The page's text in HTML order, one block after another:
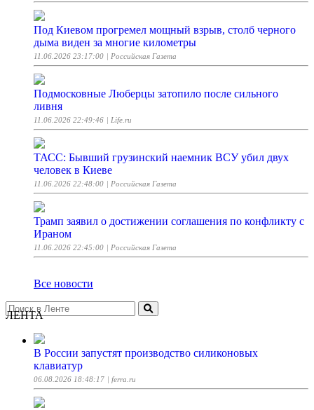
Под Киевом прогремел мощный взрыв, столб черного
дыма виден за многие километры
11.06.2026 23:17:00 | Российская Газета
Подмосковные Люберцы затопило после сильного
ливня
11.06.2026 22:49:46 | Life.ru
ТАСС: Бывший грузинский наемник ВСУ убил двух
человек в Киеве
11.06.2026 22:48:00 | Российская Газета
Трамп заявил о достижении соглашения по конфликту с
Ираном
11.06.2026 22:45:00 | Российская Газета
Все новости
ЛЕНТА
В России запустят производство силиконовых
клавиатур
06.08.2026 18:48:17 | ferra.ru